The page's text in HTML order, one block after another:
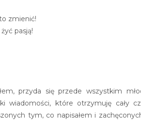
zmienić!
pasją!
przyda się przede wszystkim
wiadomości, które otrzymuję cały
tym, co napisałem i